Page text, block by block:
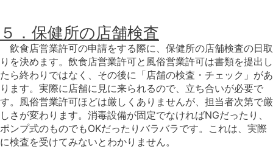
５．保健所の店舗検査
飲食店営業許可の申請をする際に、保健所の店舗検査の日取
りを決めます。飲食店営業許可と風俗営業許可は書類を提出し
たら終わりではなく、その後に「店舗の検査・チェック」があ
ります。実際に店舗に見に来られるので、立ち合いが必要で
す。風俗営業許可ほどは厳しくありませんが、担当者次第で厳
しさが変わります。消毒設備が固定でなければNGだったり、
ポンプ式のものでもOKだったりバラバラです。これは、実際
に検査を受けてみないとわかりません。